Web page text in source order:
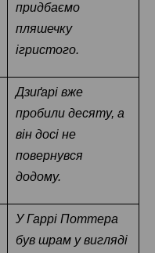
придбаємо
пляшечку
ігристого.
Дзиґарі вже
пробили десяту, а
він досі не
повернувся
додому.
У Гаррі Поттера
був шрам у вигляді